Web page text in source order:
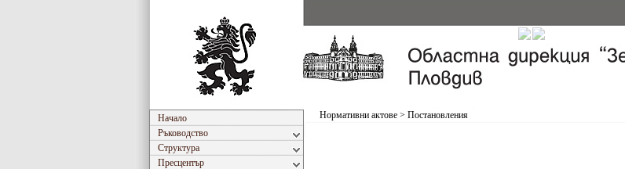
Начало
Ръководство
Структура
Пресцентър
Нормативни актове > Постановления